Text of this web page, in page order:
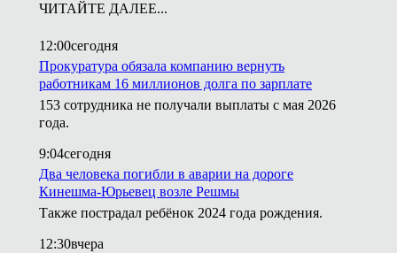
ЧИТАЙТЕ ДАЛЕЕ...
12:00сегодня
Прокуратура обязала компанию вернуть
работникам 16 миллионов долга по зарплате
153 сотрудника не получали выплаты с мая 2026
года.
9:04сегодня
Два человека погибли в аварии на дороге
Кинешма-Юрьевец возле Решмы
Также пострадал ребёнок 2024 года рождения.
12:30вчера